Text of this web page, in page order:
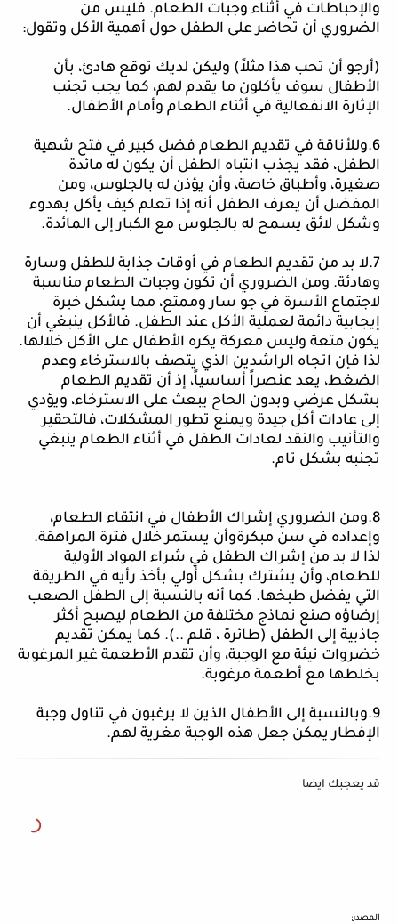
والإحباطات في أثناء وجبات الطعام. فليس من
الضروري أن تحاضر على الطفل حول أهمية الأكل وتقول:
(أرجو أن تحب هذا مثلاً) وليكن لديك توقع هادئ، بأن
الأطفال سوف يأكلون ما يقدم لهم، كما يجب تجنب
الإثارة الانفعالية في أثناء الطعام وأمام الأطفال.
6.وللأناقة في تقديم الطعام فضل كبير في فتح شهية
الطفل، فقد يجذب انتباه الطفل أن يكون له مائدة
صغيرة، وأطباق خاصة، وأن يؤذن له بالجلوس، ومن
المفضل أن يعرف الطفل أنه إذا تعلم كيف يأكل بهدوء
وشكل لائق يسمح له بالجلوس مع الكبار إلى المائدة.
7.لا بد من تقديم الطعام في أوقات جذابة للطفل وسارة
وهادئة. ومن الضروري أن تكون وجبات الطعام مناسبة
لاجتماع الأسرة في جو سار وممتع، مما يشكل خبرة
إيجابية دائمة لعملية الأكل عند الطفل. فالأكل ينبغي أن
يكون متعة وليس معركة يكره الأطفال على الأكل خلالها.
لذا فإن اتجاه الراشدين الذي يتصف بالاسترخاء وعدم
الضغط، يعد عنصراً أساسياً، إذ أن تقديم الطعام
بشكل عرضي وبدون الحاح يبعث على الاسترخاء، ويؤدي
إلى عادات أكل جيدة ويمنع تطور المشكلات، فالتحقير
والتأنيب والنقد لعادات الطفل في أثناء الطعام ينبغي
تجنبه بشكل تام.
8.ومن الضروري إشراك الأطفال في انتقاء الطعام،
وإعداده في سن مبكرةوأن يستمر خلال فترة المراهقة.
لذا لا بد من إشراك الطفل في شراء المواد الأولية
للطعام، وأن يشترك بشكل أولي بأخذ رأيه في الطريقة
التي يفضل طبخها. كما أنه بالنسبة إلى الطفل الصعب
إرضاؤه صنع نماذج مختلفة من الطعام ليصبح أكثر
جاذبية إلى الطفل (طائرة ، قلم ..). كما يمكن تقديم
خضروات نيئة مع الوجبة، وأن تقدم الأطعمة غير المرغوبة
بخلطها مع أطعمة مرغوبة.
9.وبالنسبة إلى الأطفال الذين لا يرغبون في تناول وجبة
الإفطار يمكن جعل هذه الوجبة مغرية لهم.
قد يعجبك ايضا
المصدر: